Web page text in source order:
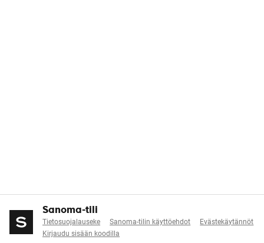
Sanoma-tili
Tietosuojalauseke Sanoma-tilin käyttöehdot
Evästekäytännöt
Kirjaudu sisään koodilla